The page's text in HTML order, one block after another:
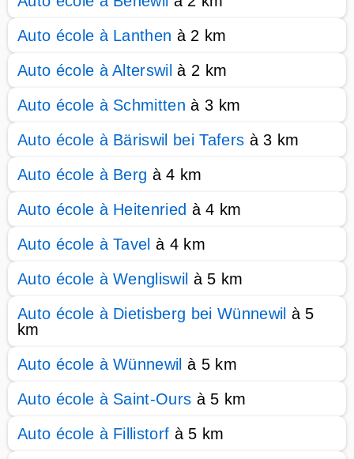
Auto école à Lanthen à 2 km
Auto école à Alterswil à 2 km
Auto école à Schmitten à 3 km
Auto école à Bäriswil bei Tafers à 3 km
Auto école à Berg à 4 km
Auto école à Heitenried à 4 km
Auto école à Tavel à 4 km
Auto école à Wengliswil à 5 km
Auto école à Dietisberg bei Wünnewil à 5
km
Auto école à Wünnewil à 5 km
Auto école à Saint-Ours à 5 km
Auto école à Fillistorf à 5 km